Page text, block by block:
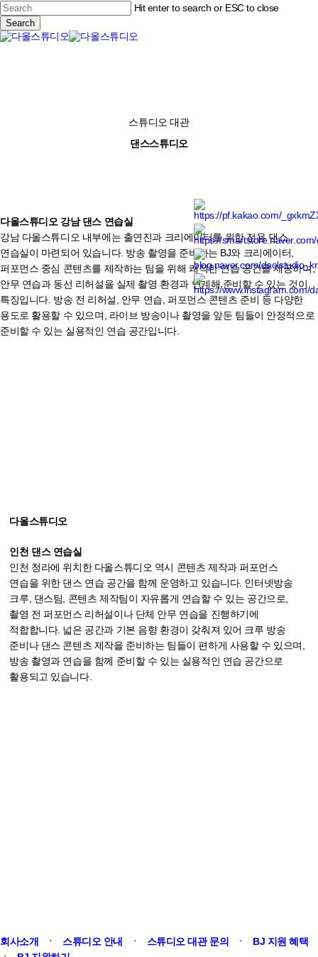
Skip
to
main
content
Hit enter to search or ESC to close
Search
Close
스튜디오 대관
댄스스튜디오
다올스튜디오 강남 댄스 연습실
강남 다올스튜디오 내부에는 출연진과 크리에이터를 위한 전용 댄스
연습실이 마련되어 있습니다. 방송 촬영을 준비하는 BJ와 크리에이터,
퍼포먼스 중심 콘텐츠를 제작하는 팀을 위해 쾌적한 연습 공간을 제공하며,
안무 연습과 동선 리허설을 실제 촬영 환경과 연계해 준비할 수 있는 것이
특징입니다. 방송 전 리허설, 안무 연습, 퍼포먼스 콘텐츠 준비 등 다양한
용도로 활용할 수 있으며, 라이브 방송이나 촬영을 앞둔 팀들이 안정적으로
준비할 수 있는 실용적인 연습 공간입니다.
다올스튜디오
인천 댄스 연습실
인천 청라에 위치한 다올스튜디오 역시 콘텐츠 제작과 퍼포먼스
연습을 위한 댄스 연습 공간을 함께 운영하고 있습니다. 인터넷방송
크루, 댄스팀, 콘텐츠 제작팀이 자유롭게 연습할 수 있는 공간으로,
촬영 전 퍼포먼스 리허설이나 단체 안무 연습을 진행하기에
적합합니다. 넓은 공간과 기본 음향 환경이 갖춰져 있어 크루 방송
준비나 댄스 콘텐츠 제작을 준비하는 팀들이 편하게 사용할 수 있으며,
방송 촬영과 연습을 함께 준비할 수 있는 실용적인 연습 공간으로
활용되고 있습니다.
회사소개 ㆍ 스튜디오 안내 ㆍ 스튜디오 대관 문의 ㆍ
BJ 지원 혜택